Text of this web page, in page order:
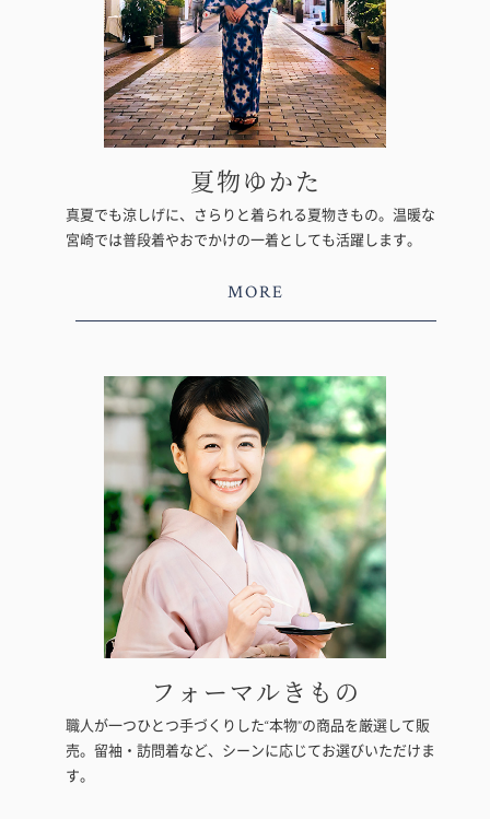
夏物ゆかた
真夏でも涼しげに、さらりと着られる夏物きもの。温暖な
宮崎では普段着やおでかけの一着としても活躍します。
MORE
フォーマルきもの
職人が一つひとつ手づくりした“本物”の商品を厳選して販
売。留袖・訪問着など、シーンに応じてお選びいただけま
す。